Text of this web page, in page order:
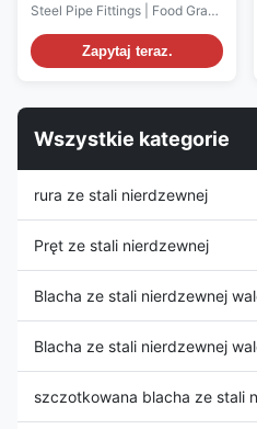
Steel Pipe Fittings | Food Grade
| Welding Seamless |
CommercialStandard:ASTM
A403 / ASME
S30400) and 316 (UNS
S31600) Outside Diameter
(OD):Manufactured to standard
stainless steel pipe OD
dimensions per ASME B36.19
Zapytaj teraz.
Wszystkie kategorie
rura ze stali nierdzewnej
Pręt ze stali nierdzewnej
Blacha ze stali nierdzewnej
Blacha ze stali nierdzewnej
szczotkowana blacha ze stali